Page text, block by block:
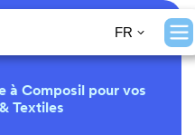
FR
à Composil pour vos
Textiles